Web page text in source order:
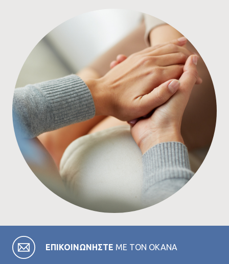
ΕΠΙΚΟΙΝΩΝΗΣΤΕ ΜΕ ΤΟΝ ΟΚΑΝΑ